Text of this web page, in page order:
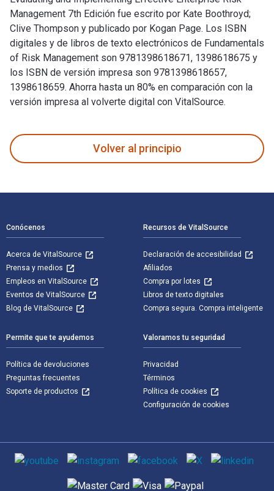
Management 7th Edición fue escrito por Kate Boothroyd;
Clive Thompson y publicado por Kogan Page. Los ISBN
digitales y de libros de texto electrónicos de Fundamentals
of Risk Management son 9781398618671, 1398618675 y
los ISBN de versión impresa son 9781398618657,
1398618659. Ahorra hasta un 80% en comparación con la
versión impresa al volverte digital con VitalSource.
Volver al principio
Conócenos
Acerca de VitalSource
Prensa y medios
Empleos en VitalSource
Eventos de VitalSource
Blog de VitalSource
Recursos de VitalSource
Declaración de accesibilidad
Afiliados
Compra por lotes
Libros de texto digitales
Compra segura. Compra inteligente
Permite que te ayudemos
Política de devoluciones
Preguntas frecuentes
Soporte de productos
Valoramos tu seguridad
Privacidad
Términos
Política de cookies
Configuración de cookies
Medios de comunicación social
Métodos de pago admitidos